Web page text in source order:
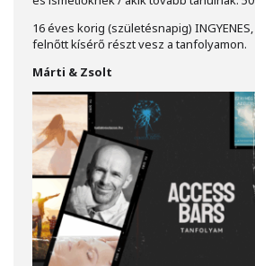
16 éves korig (születésnapig)
felnőtt kísérő részt vesz a tanfolyamon.
Márti & Zsolt